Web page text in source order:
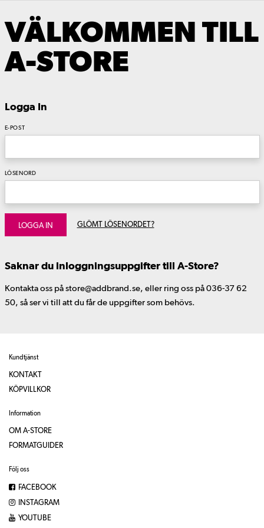
VÄLKOMMEN TILL
A-STORE
Logga In
E-POST
LÖSENORD
LOGGA IN GLÖMT LÖSENORDET?
Saknar du inloggningsuppgifter till A-Store?
Kontakta oss på store@addbrand.se, eller ring oss på 036-37 62
50, så ser vi till att du får de uppgifter som behövs.
Kundtjänst
KONTAKT
KÖPVILLKOR
Information
OM A-STORE
FORMATGUIDER
Följ oss
FACEBOOK
INSTAGRAM
YOUTUBE